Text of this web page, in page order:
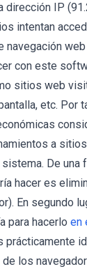
dirección IP
intentan
navegación
con este
sitios web
etc. Por
a
De una
hacer es
En segundo
para hacerlo en
prácticamente
los